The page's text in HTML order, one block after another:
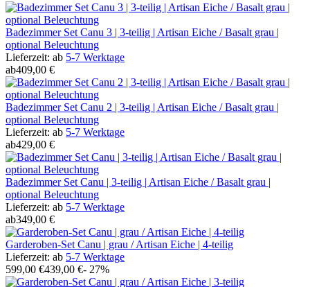
Badezimmer Set Canu 3 | 3-teilig | Artisan Eiche / Basalt grau |
optional Beleuchtung
Lieferzeit: ab 5-7 Werktage
ab409,00 €
Badezimmer Set Canu 2 | 3-teilig | Artisan Eiche / Basalt grau |
optional Beleuchtung
Lieferzeit: ab 5-7 Werktage
ab429,00 €
Badezimmer Set Canu | 3-teilig | Artisan Eiche / Basalt grau |
optional Beleuchtung
Lieferzeit: ab 5-7 Werktage
ab349,00 €
Garderoben-Set Canu | grau / Artisan Eiche | 4-teilig
Lieferzeit: ab 5-7 Werktage
599,00 €439,00 €- 27%